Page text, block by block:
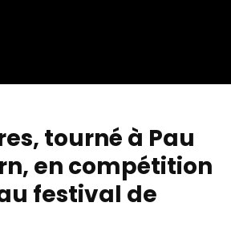
tourné à Pau
en compétition
festival de